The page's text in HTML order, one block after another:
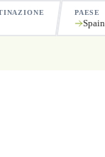
PAESE
Spain